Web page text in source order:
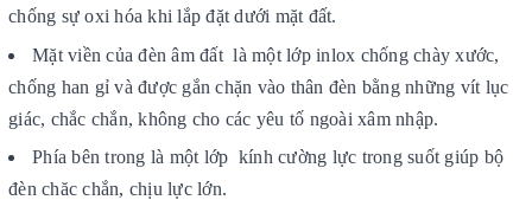
chống sự oxi hóa khi lắp đặt dưới mặt đất.
Mặt viền của đèn âm đất là một lớp inlox chống chày xước,
chống han gỉ và được gắn chặn vào thân đèn bằng những vít lục
giác, chắc chắn, không cho các yêu tố ngoài xâm nhập.
Phía bên trong là một lớp kính cường lực trong suốt giúp bộ
đèn chăc chắn, chịu lực lớn.